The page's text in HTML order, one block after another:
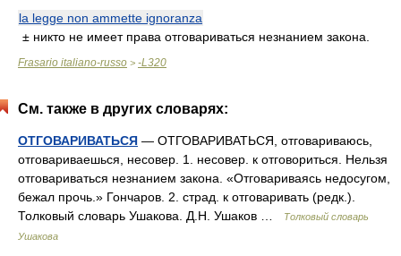
la legge non ammette ignoranza
± никто не имеет права отговариваться незнанием закона.
Frasario italiano-russo > -L320
См. также в других словарях:
ОТГОВАРИВАТЬСЯ — ОТГОВАРИВАТЬСЯ, отговариваюсь,
отговариваешься, несовер. 1. несовер. к отговориться. Нельзя
отговариваться незнанием закона. «Отговариваясь недосугом,
бежал прочь.» Гончаров. 2. страд. к отговаривать (редк.).
Толковый словарь Ушакова. Д.Н. Ушаков …
Толковый словарь
Ушакова